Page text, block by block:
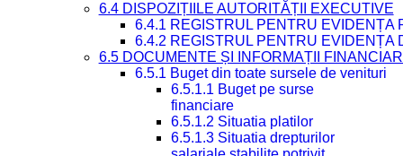
6.4 DISPOZIȚIILE AUTORITĂȚII EXECUTIVE
6.4.1 REGISTRUL PENTRU EVIDENȚA
6.4.2 REGISTRUL PENTRU EVIDENȚA
6.5 DOCUMENTE ȘI INFORMAȚII
6.5.1 Buget din toate sursele de venituri
6.5.1.1 Buget pe surse
financiare
6.5.1.2 Situatia platilor
6.5.1.3 Situatia drepturilor